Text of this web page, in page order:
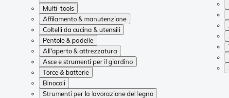
Multi-tools
Affilamento & manutenzione
Coltelli da cucina & utensili
Pentole & padelle
All'aperto & attrezzatura
Asce e strumenti per il giardino
Torce & batterie
Binocoli
Strumenti per la lavorazione del legno